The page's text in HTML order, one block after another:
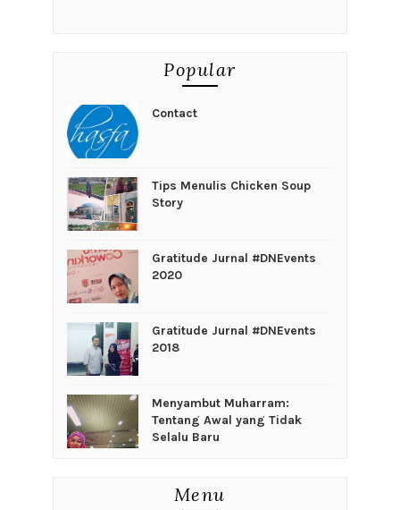
Popular
Contact
Tips Menulis Chicken Soup
Story
Gratitude Jurnal #DNEvents
2020
Gratitude Jurnal #DNEvents
2018
Menyambut Muharram:
Tentang Awal yang Tidak
Selalu Baru
Menu